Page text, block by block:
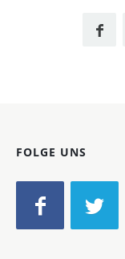
FOLGE UNS